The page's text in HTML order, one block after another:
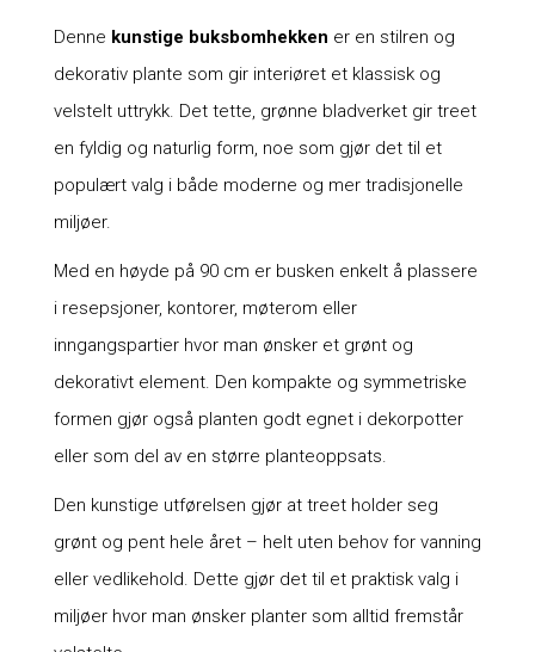
Denne kunstige buksbomhekken er en stilren og
dekorativ plante som gir interiøret et klassisk og
velstelt uttrykk. Det tette, grønne bladverket gir treet
en fyldig og naturlig form, noe som gjør det til et
populært valg i både moderne og mer tradisjonelle
miljøer.
Med en høyde på 90 cm er busken enkelt å plassere
i resepsjoner, kontorer, møterom eller
inngangspartier hvor man ønsker et grønt og
dekorativt element. Den kompakte og symmetriske
formen gjør også planten godt egnet i dekorpotter
eller som del av en større planteoppsats.
Den kunstige utførelsen gjør at treet holder seg
grønt og pent hele året – helt uten behov for vanning
eller vedlikehold. Dette gjør det til et praktisk valg i
miljøer hvor man ønsker planter som alltid fremstår